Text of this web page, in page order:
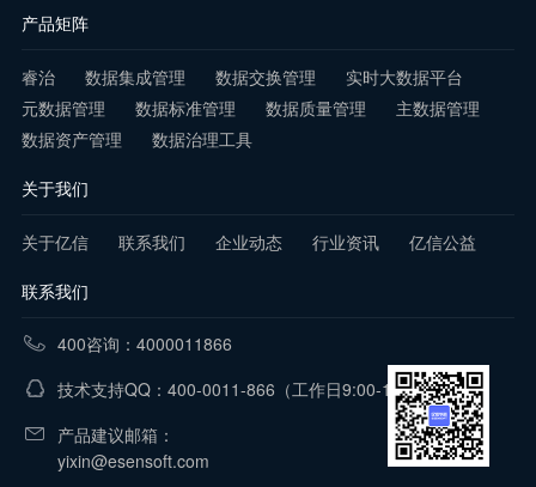
产品矩阵
睿治 数据集成管理 数据交换管理
实时大数据平台
元数据管理
数据标准管理 数据质量管理
主数据管理
数据资产管理
数据治理工具
关于我们
关于亿信 联系我们 企业动态 行业资讯 亿信公益
联系我们
400咨询：4000011866
技术支持QQ：400-0011-866 （工作日9:00-18:00）
产品建议邮箱：
yixin@esensoft.com